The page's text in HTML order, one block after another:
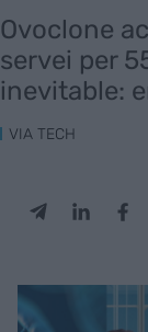
Ovoclone
servei per
inevitable:
VIA TECH